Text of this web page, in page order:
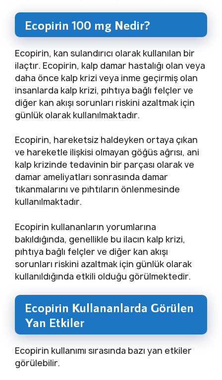
Ecopirin 100 mg Nedir?
Ecopirin, kan sulandırıcı olarak kullanılan bir
ilaçtır. Ecopirin, kalp damar hastalığı olan veya
daha önce kalp krizi veya inme geçirmiş olan
insanlarda kalp krizi, pıhtıya bağlı felçler ve
diğer kan akışı sorunları riskini azaltmak için
günlük olarak kullanılmaktadır.
Ecopirin, hareketsiz haldeyken ortaya çıkan
ve hareketle ilişkisi olmayan göğüs ağrısı, ani
kalp krizinde tedavinin bir parçası olarak ve
damar ameliyatları sonrasında damar
tıkanmalarını ve pıhtıların önlenmesinde
kullanılmaktadır.
Ecopirin kullananların yorumlarına
bakıldığında, genellikle bu ilacın kalp krizi,
pıhtıya bağlı felçler ve diğer kan akışı
sorunları riskini azaltmak için günlük olarak
kullanıldığında etkili olduğu görülmektedir.
Ecopirin Kullananlarda Görülen
Yan Etkiler
Ecopirin kullanımı sırasında bazı yan etkiler
görülebilir.